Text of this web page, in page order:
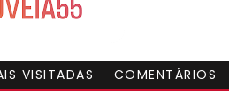
VISITADAS COMENTÁRIOS